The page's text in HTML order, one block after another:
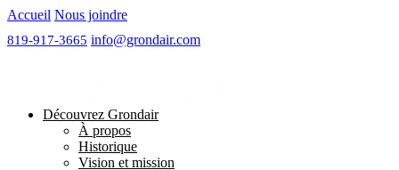
Accueil Nous joindre
info@grondair.com
Découvrez Grondair
À propos
Historique
Vision et mission